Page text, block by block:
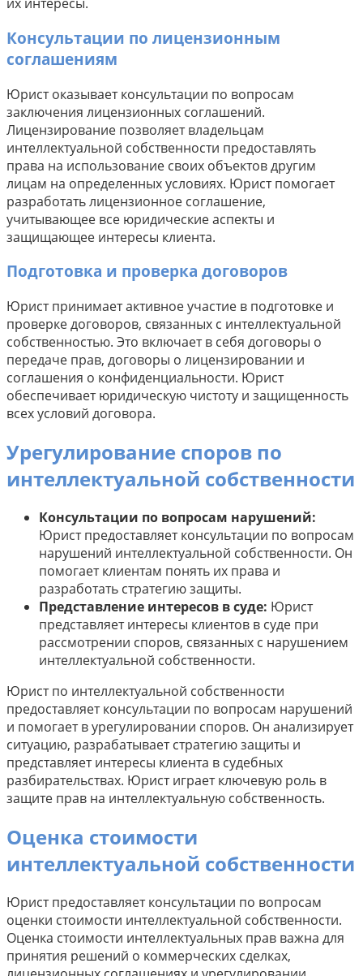
Консультации по лицензионным
соглашениям
Юрист оказывает консультации по вопросам
заключения лицензионных соглашений.
Лицензирование позволяет владельцам
интеллектуальной собственности предоставлять
права на использование своих объектов другим
лицам на определенных условиях. Юрист помогает
разработать лицензионное соглашение,
учитывающее все юридические аспекты и
защищающее интересы клиента.
Подготовка и проверка договоров
Юрист принимает активное участие в подготовке и
проверке договоров, связанных с интеллектуальной
собственностью. Это включает в себя договоры о
передаче прав, договоры о лицензировании и
соглашения о конфиденциальности. Юрист
обеспечивает юридическую чистоту и защищенность
всех условий договора.
Урегулирование споров по
интеллектуальной собственности
Консультации по вопросам нарушений:
Юрист предоставляет консультации по вопросам
нарушений интеллектуальной собственности. Он
помогает клиентам понять их права и
разработать стратегию защиты.
Представление интересов в суде: Юрист
представляет интересы клиентов в суде при
рассмотрении споров, связанных с нарушением
интеллектуальной собственности.
Юрист по интеллектуальной собственности
предоставляет консультации по вопросам нарушений
и помогает в урегулировании споров. Он анализирует
ситуацию, разрабатывает стратегию защиты и
представляет интересы клиента в судебных
разбирательствах. Юрист играет ключевую роль в
защите прав на интеллектуальную собственность.
Оценка стоимости
интеллектуальной собственности
Юрист предоставляет консультации по вопросам
оценки стоимости интеллектуальной собственности.
Оценка стоимости интеллектуальных прав важна для
принятия решений о коммерческих сделках,